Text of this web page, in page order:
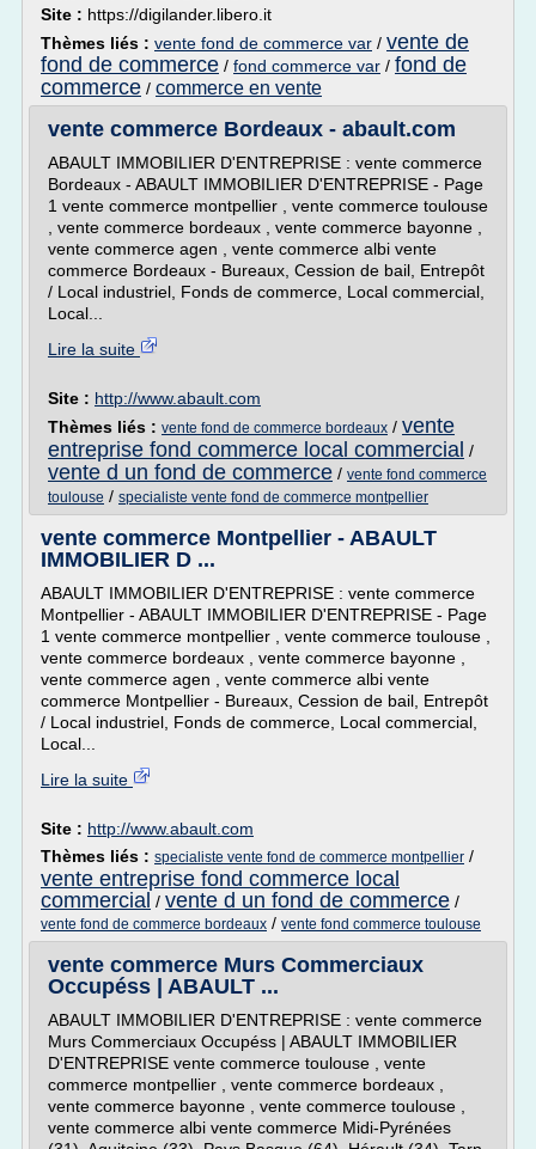
Site : https://digilander.libero.it
Thèmes liés : vente fond de commerce var / vente de
fond de commerce / fond commerce var / fond de
commerce / commerce en vente
vente commerce Bordeaux - abault.com
ABAULT IMMOBILIER D'ENTREPRISE : vente commerce
Bordeaux - ABAULT IMMOBILIER D'ENTREPRISE - Page
1 vente commerce montpellier , vente commerce toulouse
, vente commerce bordeaux , vente commerce bayonne ,
vente commerce agen , vente commerce albi vente
commerce Bordeaux - Bureaux, Cession de bail, Entrepôt
/ Local industriel, Fonds de commerce, Local commercial,
Local...
Lire la suite
Site : http://www.abault.com
Thèmes liés : vente fond de commerce bordeaux / vente
entreprise fond commerce local commercial /
vente d un fond de commerce / vente fond commerce
toulouse / specialiste vente fond de commerce montpellier
vente commerce Montpellier - ABAULT
IMMOBILIER D ...
ABAULT IMMOBILIER D'ENTREPRISE : vente commerce
Montpellier - ABAULT IMMOBILIER D'ENTREPRISE - Page
1 vente commerce montpellier , vente commerce toulouse ,
vente commerce bordeaux , vente commerce bayonne ,
vente commerce agen , vente commerce albi vente
commerce Montpellier - Bureaux, Cession de bail, Entrepôt
/ Local industriel, Fonds de commerce, Local commercial,
Local...
Lire la suite
Site : http://www.abault.com
Thèmes liés : specialiste vente fond de commerce montpellier /
vente entreprise fond commerce local
commercial / vente d un fond de commerce /
vente fond de commerce bordeaux / vente fond commerce toulouse
vente commerce Murs Commerciaux
Occupéss | ABAULT ...
ABAULT IMMOBILIER D'ENTREPRISE : vente commerce
Murs Commerciaux Occupéss | ABAULT IMMOBILIER
D'ENTREPRISE vente commerce toulouse , vente
commerce montpellier , vente commerce bordeaux ,
vente commerce bayonne , vente commerce toulouse ,
vente commerce albi vente commerce Midi-Pyrénées